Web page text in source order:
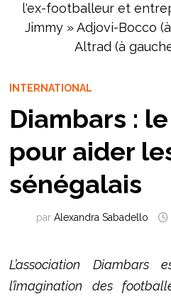
l'ex-footballeur et
Jimmy » Adjovi-Bocco
Altrad (à
INTERNATIONAL
Diambars :
pour aider
sénégalais
par Alexandra Sabadello
L’association
l’imagination des